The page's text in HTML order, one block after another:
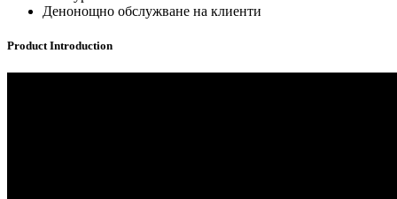
Денонощно обслужване на клиенти
Product Introduction